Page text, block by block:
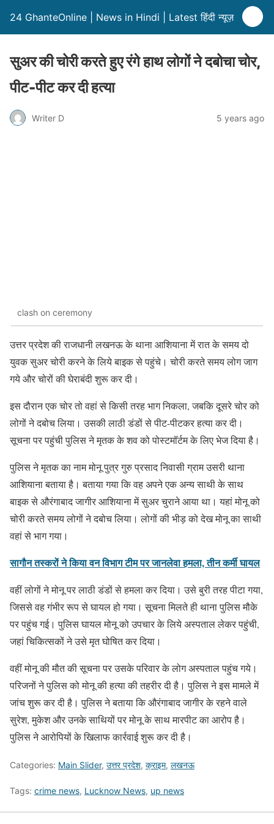
24 GhanteOnline | News in Hindi | Latest हिंदी न्यूज़
सुअर की चोरी करते हुए रंगे हाथ लोगों ने दबोचा चोर,
पीट-पीट कर दी हत्या
Writer D 5 years ago
clash on ceremony
उत्तर प्रदेश की राजधानी लखनऊ के थाना आशियाना में रात के समय दो
युवक सुअर चोरी करने के लिये बाइक से पहुंचे। चोरी करते समय लोग जाग
गये और चोरों की घेराबंदी शुरू कर दी।
इस दौरान एक चोर तो वहां से किसी तरह भाग निकला, जबकि दूसरे चोर को
लोगों ने दबोच लिया। उसकी लाठी डंडों से पीट-पीटकर हत्या कर दी।
सूचना पर पहुंची पुलिस ने मृतक के शव को पोस्टमॉर्टम के लिए भेज दिया है।
पुलिस ने मृतक का नाम मोनू पुत्र गुरु प्रसाद निवासी ग्राम उसरी थाना
आशियाना बताया है। बताया गया कि वह अपने एक अन्य साथी के साथ
बाइक से औरंगाबाद जागीर आशियाना में सुअर चुराने आया था। यहां मोनू को
चोरी करते समय लोगों ने दबोच लिया। लोगों की भीड़ को देख मोनू का साथी
वहां से भाग ​गया।
सागौन तस्करों ने किया वन विभाग टीम पर जानलेवा हमला, तीन कर्मी घायल
वहीं लोगों ने मोनू पर लाठी डंडों से हमला कर दिया। उसे बुरी तरह पीटा गया,
जिससे वह गंभीर रूप से घायल हो गया। सूचना मिलते ही थाना पुलिस मौके
पर पहुंच गई। पुलिस घायल मोनू को उपचार के लिये अस्पताल लेकर पहुंची,
जहां चिकित्सकों ने उसे मृत घोषित कर दिया।
वहीं मोनू की मौत की सूचना पर उसके परिवार के लोग अस्पताल पहुंच गये।
परिजनों ने पुलिस को मोनू की हत्या की तहरीर दी है। पुलिस ने इस मामले में
जांच शुरू कर दी है। पुलिस ने बताया कि औरंगाबाद जागीर के रहने वाले
सुरेश, मुकेश और उनके साथियों पर मोनू के साथ मारपीट का आरोप है।
पुलिस ने आरोपियों के खिलाफ कार्रवाई शुरू कर दी है।
Categories: Main Slider, उत्तर प्रदेश, क्राइम, लखनऊ
Tags: crime news, Lucknow News, up news